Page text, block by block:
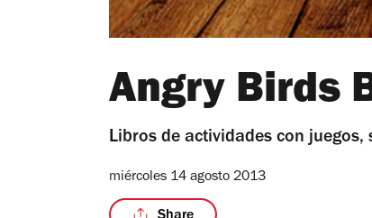
Angry Birds
Libros de actividades con juegos,
miércoles 14 agosto 2013